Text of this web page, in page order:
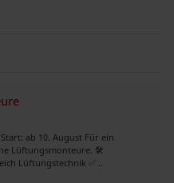
ab 10. August Für ein
Lüftungsmonteure. 🛠️
Lüftungstechnik ✅ ..